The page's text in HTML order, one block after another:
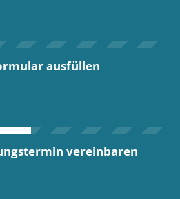
ausfüllen
vereinbaren